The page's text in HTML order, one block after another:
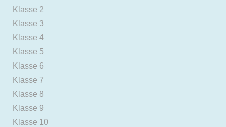
Klasse 2
Klasse 3
Klasse 4
Klasse 5
Klasse 6
Klasse 7
Klasse 8
Klasse 9
Klasse 10